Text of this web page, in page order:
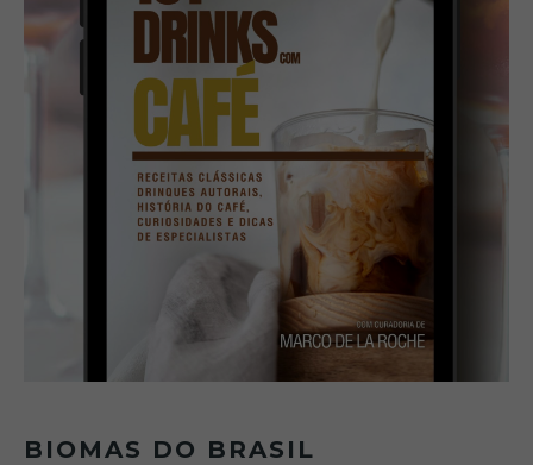
BIOMAS DO BRASIL